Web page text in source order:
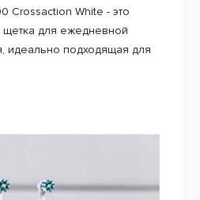
Crossaction White - это
для ежедневной
идеально подходящая для